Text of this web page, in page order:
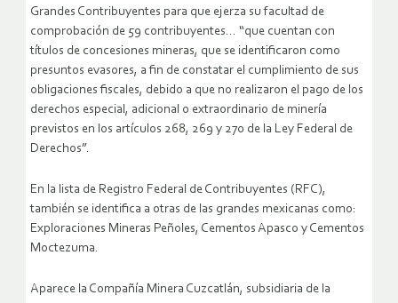
Grandes Contribuyentes para que ejerza su facultad de
comprobación de 59 contribuyentes… “que cuentan con
títulos de concesiones mineras, que se identificaron como
presuntos evasores, a fin de constatar el cumplimiento de sus
obligaciones fiscales, debido a que no realizaron el pago de los
derechos especial, adicional o extraordinario de minería
previstos en los artículos 268, 269 y 270 de la Ley Federal de
Derechos”.
En la lista de Registro Federal de Contribuyentes (RFC),
también se identifica a otras de las grandes mexicanas como:
Exploraciones Mineras Peñoles, Cementos Apasco y Cementos
Moctezuma.
Aparece la Compañía Minera Cuzcatlán, subsidiaria de la